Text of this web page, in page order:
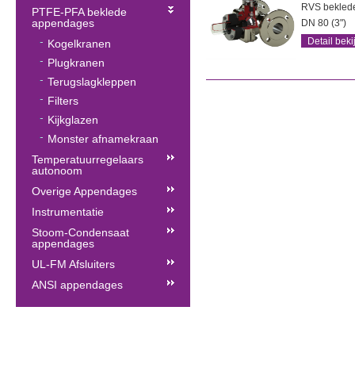
RVS
DN 80 (3")
Detail
PTFE-PFA beklede
appendages
Kogelkranen
Plugkranen
Terugslagkleppen
Filters
Kijkglazen
Monster afnamekraan
Temperatuurregelaars
autonoom
Overige Appendages
Instrumentatie
Stoom-Condensaat
appendages
UL-FM Afsluiters
ANSI appendages